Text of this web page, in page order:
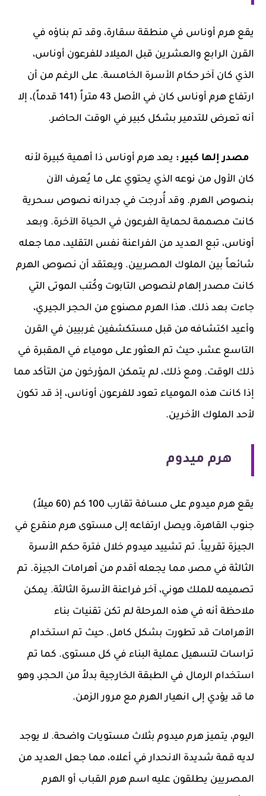
يقع هرم أوناس في منطقة سقارة، وقد تم بناؤه في
القرن الرابع والعشرين قبل الميلاد للفرعون أوناس،
الذي كان آخر حكام الأسرة الخامسة. على الرغم من أن
ارتفاع هرم أوناس كان في الأصل 43 متراً (141 قدماً)، إلا
أنه تعرض للتدمير بشكل كبير في الوقت الحاضر.
مصدر إلها كبير : يعد هرم أوناس ذا أهمية كبيرة لأنه
كان الأول من نوعه الذي يحتوي على ما يُعرف الآن
بنصوص الهرم. وقد أُدرجت في جدرانه نصوص سحرية
كانت مصممة لحماية الفرعون في الحياة الآخرة. وبعد
أوناس، تبع العديد من الفراعنة نفس التقليد، مما جعله
شائعاً بين الملوك المصريين. ويعتقد أن نصوص الهرم
كانت مصدر إلهام لنصوص التابوت وكُتب الموتى التي
جاءت بعد ذلك. هذا الهرم مصنوع من الحجر الجيري،
وأعيد اكتشافه من قبل مستكشفين غربيين في القرن
التاسع عشر، حيث تم العثور على مومياء في المقبرة في
ذلك الوقت. ومع ذلك، لم يتمكن المؤرخون من التأكد مما
إذا كانت هذه المومياء تعود للفرعون أوناس، إذ قد تكون
لأحد الملوك الأخرين.
هرم ميدوم
يقع هرم ميدوم على مسافة تقارب 100 كم (60 ميلاً)
جنوب القاهرة، ويصل ارتفاعه إلى مستوى هرم منقرع في
الجيزة تقريباً. تم تشييد ميدوم خلال فترة حكم الأسرة
الثالثة في مصر، مما يجعله أقدم من أهرامات الجيزة. تم
تصميمه للملك هوني، آخر فراعنة الأسرة الثالثة. يمكن
ملاحظة أنه في هذه المرحلة لم تكن تقنيات بناء
الأهرامات قد تطورت بشكل كامل. حيث تم استخدام
تراسات لتسهيل عملية البناء في كل مستوى. كما تم
استخدام الرمال في الطبقة الخارجية بدلاً من الحجر، وهو
ما قد يؤدي إلى انهيار الهرم مع مرور الزمن.
اليوم، يتميز هرم ميدوم بثلاث مستويات واضحة. لا يوجد
لديه قمة شديدة الانحدار في أعلاه، مما جعل العديد من
المصريين يطلقون عليه اسم هرم القباب أو الهرم